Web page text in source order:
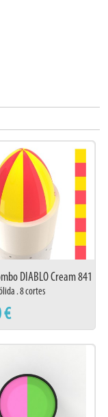
DIABLO Cream 841
. 8 cortes
€